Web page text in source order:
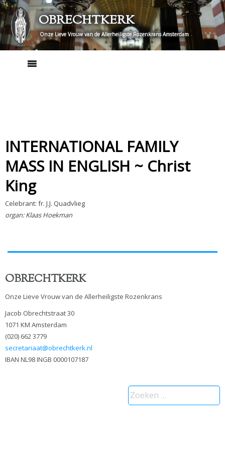
Skip
to
content
OBRECHTKERK
Onze Lieve Vrouw van de Allerheiligste Rozenkrans Amsterdam
INTERNATIONAL FAMILY
MASS IN ENGLISH ~ Christ
King
Celebrant: fr. J.J. Quadvlieg
organ: Klaas Hoekman
OBRECHTKERK
Onze Lieve Vrouw van de Allerheiligste Rozenkrans
Jacob Obrechtstraat 30
1071 KM Amsterdam
(020) 662 3779
secretariaat@obrechtkerk.nl
IBAN NL98 INGB 0000107187
Zoeken
naar: